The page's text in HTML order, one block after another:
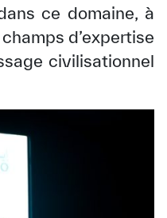
ce domaine, à
d’expertise
civilisationnel